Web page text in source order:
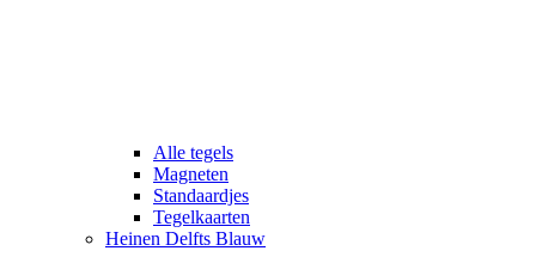
Alle tegels
Magneten
Standaardjes
Tegelkaarten
Heinen Delfts Blauw